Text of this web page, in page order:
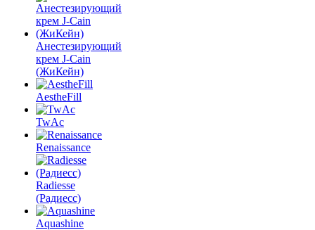
Анестезирующий
крем J-Cain
(ЖиКейн)
AestheFill
TwAc
Renaissance
Radiesse
(Радиесс)
Aquashine